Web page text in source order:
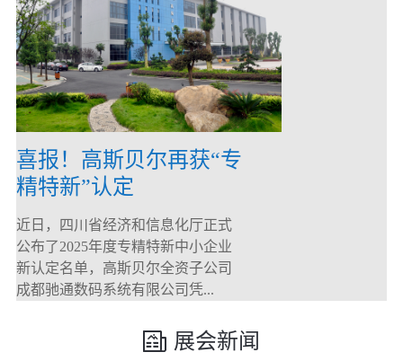
喜报！高斯贝尔再获“专
精特新”认定
近日，四川省经济和信息化厅正式
公布了2025年度专精特新中小企业
新认定名单，高斯贝尔全资子公司
成都驰通数码系统有限公司凭...
展会新闻